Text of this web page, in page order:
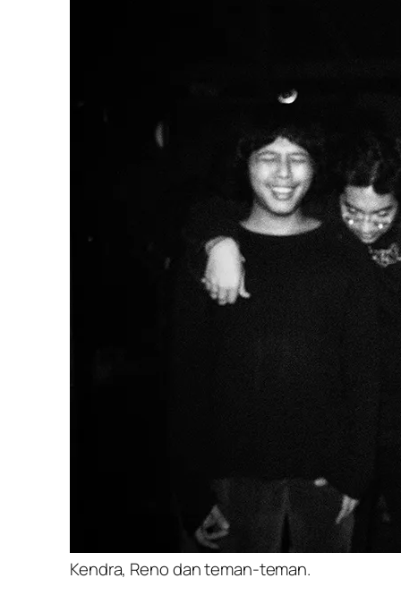
Kendra, Reno dan teman-teman.